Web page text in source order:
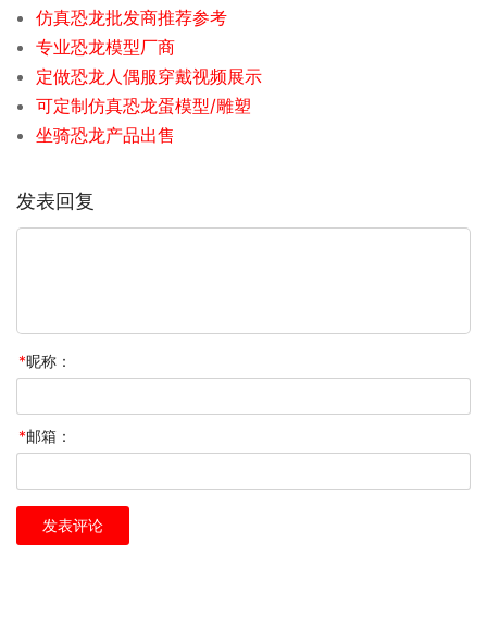
仿真恐龙批发商推荐参考
专业恐龙模型厂商
定做恐龙人偶服穿戴视频展示
可定制仿真恐龙蛋模型/雕塑
坐骑恐龙产品出售
发表回复
*昵称：
*邮箱：